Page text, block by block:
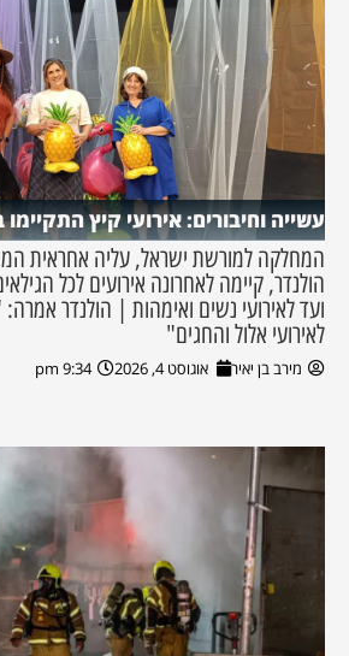
עשייה וחיבורים: אירועי קיץ
המחלקה למורשת ישראל, עליה אחראית
הולנדר, קיימה לאחרונה אירועים לכל
ועד לאירועי נשים ואימהות | הולנדר
לאירועי אלול והחגים"
מירב בן יאיר אוגוסט 4, 2026 9:34 pm